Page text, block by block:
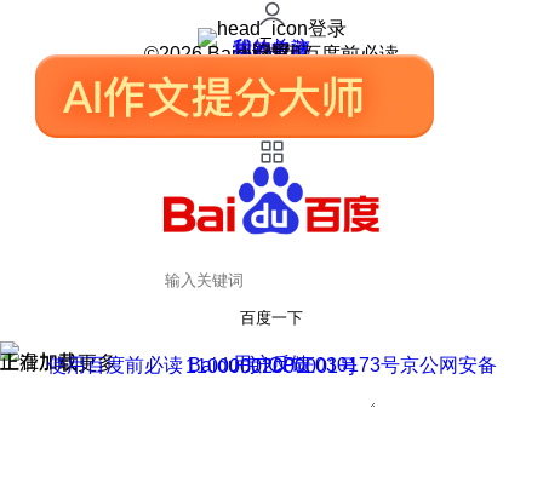
登录
我的关注
我的收藏
皮肤中心
用户反馈
设置
©2026 Baidu 使用百度前必读
百度一下
正在加载
上滑加载更多 用户反馈
使用百度前必读 Baidu 京ICP证030173号
京公网安备11000002000001号